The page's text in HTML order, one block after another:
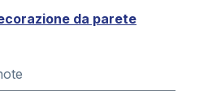
da parete